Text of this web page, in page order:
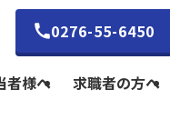
者様へ 求職者の方へ
0276-55-6450